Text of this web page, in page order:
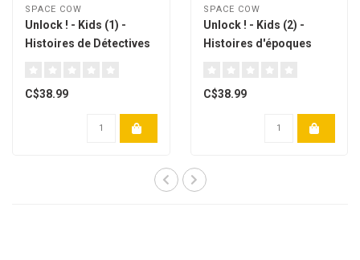
SPACE COW
Unlock ! - Kids (1) -
Histoires de Détectives
C$38.99
SPACE COW
Unlock ! - Kids (2) -
Histoires d'époques
C$38.99